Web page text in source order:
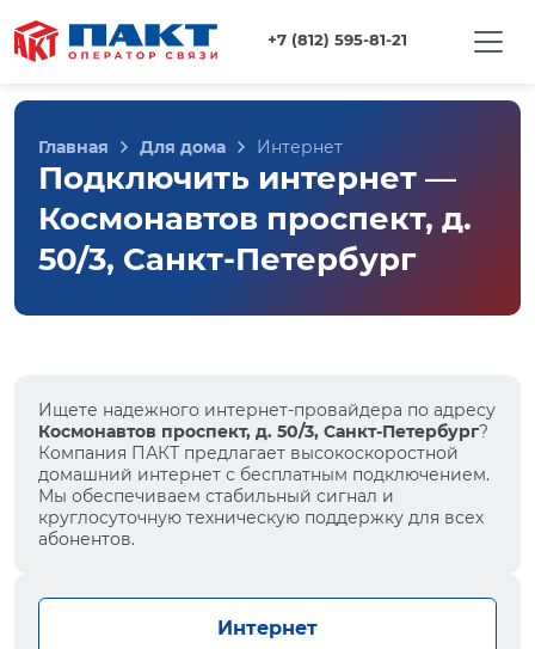
+7 (812) 595-81-21
Главная Для дома Интернет
Подключить интернет —
Космонавтов проспект, д.
50/3, Санкт-Петербург
Ищете надежного интернет-провайдера по адресу
Космонавтов проспект, д. 50/3, Санкт-Петербург?
Компания ПАКТ предлагает высокоскоростной
домашний интернет с бесплатным подключением.
Мы обеспечиваем стабильный сигнал и
круглосуточную техническую поддержку для всех
абонентов.
Интернет